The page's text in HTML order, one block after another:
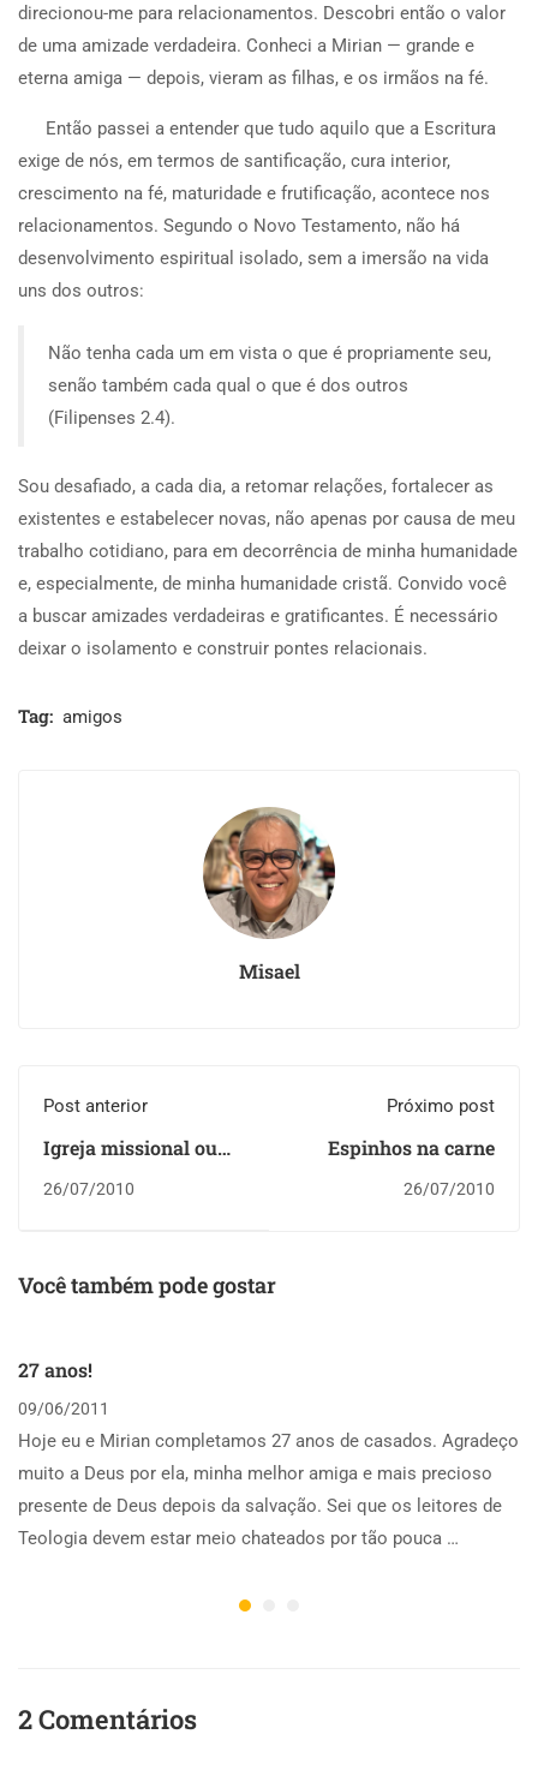
direcionou-me para relacionamentos. Descobri então o valor
de uma amizade verdadeira. Conheci a Mirian — grande e
eterna amiga — depois, vieram as filhas, e os irmãos na fé.
Então passei a entender que tudo aquilo que a Escritura
exige de nós, em termos de santificação, cura interior,
crescimento na fé, maturidade e frutificação, acontece nos
relacionamentos. Segundo o Novo Testamento, não há
desenvolvimento espiritual isolado, sem a imersão na vida
uns dos outros:
Não tenha cada um em vista o que é propriamente seu,
senão também cada qual o que é dos outros
(Filipenses 2.4).
Sou desafiado, a cada dia, a retomar relações, fortalecer as
existentes e estabelecer novas, não apenas por causa de meu
trabalho cotidiano, para em decorrência de minha humanidade
e, especialmente, de minha humanidade cristã. Convido você
a buscar amizades verdadeiras e gratificantes. É necessário
deixar o isolamento e construir pontes relacionais.
Tag: amigos
Misael
Post anterior
Igreja missional ou
26/07/2010
Próximo post
Espinhos na carne
26/07/2010
Você também pode gostar
27 anos!
09/06/2011
Hoje eu e Mirian completamos 27 anos de casados. Agradeço
muito a Deus por ela, minha melhor amiga e mais precioso
presente de Deus depois da salvação. Sei que os leitores de
Teologia devem estar meio chateados por tão pouca …
2 Comentários